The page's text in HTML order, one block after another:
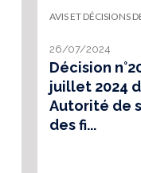
AVIS ET DÉCISIONS
26/07/2024
Décision
juillet 2024
Autorité de
des fi...